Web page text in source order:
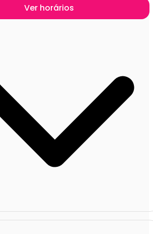
Ver horários